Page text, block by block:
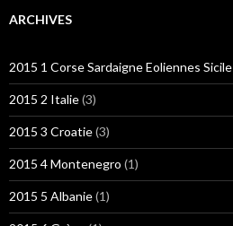
ARCHIVES
2015 1 Corse Sardaigne Eoliennes Sicile
2015 2 Italie(3)
2015 3 Croatie(3)
2015 4 Montenegro (1)
2015 5 Albanie(1)